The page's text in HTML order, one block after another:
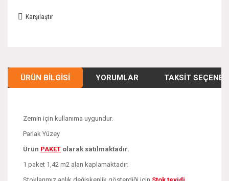
Karşılaştır
ÜRÜN BILGISI YORUMLAR TAKSIT
Zemin için kullanıma uygundur.
Parlak Yüzey
Ürün PAKET olarak satılmaktadır.
1 paket 1,42 m2 alan kaplamaktadır.